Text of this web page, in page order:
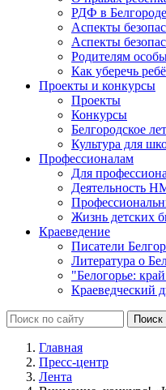
РДФ в Белгороде
Аспекты
Аспекты
Родителям
Как уберечь
Проекты и конкурсы
Проекты
Конкурсы
Белгородское
Культура для
Профессионалам
Для
Деятельность
Жизнь детских
Краеведение
Писатели
Литература о
"Белогорье:
Краеведческий
Главная
Пресс-центр
Лента